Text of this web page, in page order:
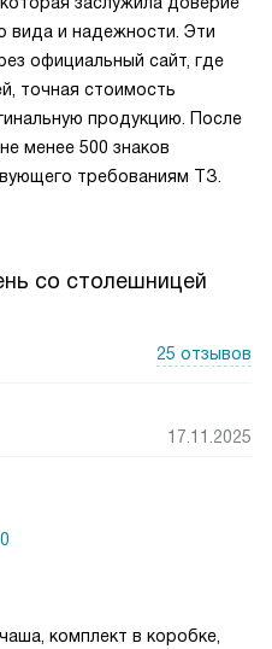
вида и надежности. Эти
официальный сайт, где
точная стоимость
продукцию. После
менее 500 знаков
требованиям ТЗ.
со столешницей
25 отзывов
17.11.2025
комплект в коробке,